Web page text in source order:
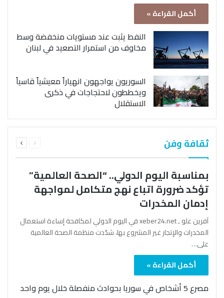
أكمل القراءة »
النفط يثبت عند مستويات منخفضة وسط
مخاوف من استمرار التصعيد في لبنان
السوريون يواجهون انهياراً معيشياً قاسياً
ويخططون لاحتجاجات في ذكرى
الاستقلال
ثقافة وفن الصفحةالصفحة
بمناسبة اليوم الدولي.. “الصحة العالمية”
تؤكد ضرورة اتباع نهج متكامل لمواجهة
إدمان المخدرات
آفرين علو ـ xeber24.net في اليوم الدولي لمكافحة إساءة استعمال
المخدرات والإتجار غير المشروع بها، شدّدت منظمة الصحة العالمية
على…
أكمل القراءة »
مصرع 5 أشخاص في سوريا بحوادث منفصلة خلال يوم واحد